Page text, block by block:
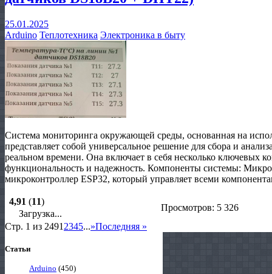
25.01.2025
Arduino Теплотехника Электроника в быту
Система мониторинга окружающей среды, основанная на
представляет собой универсальное решение для сбора и
реальном времени. Она включает в себя несколько ключевых
функциональность и надежность. Компоненты системы:
микроконтроллер ESP32, который управляет всеми
4,91 (11)
Загрузка...
Просмотров: 5 326
Стр. 1 из 2491 2345...»Последняя »
Статьи
Arduino (450)